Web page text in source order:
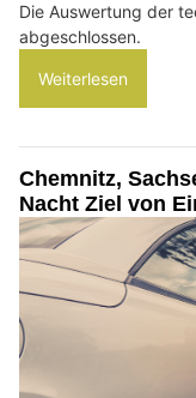
Die Auswertung der
abgeschlossen.
Weiterlesen
Chemnitz,
Nacht Ziel von